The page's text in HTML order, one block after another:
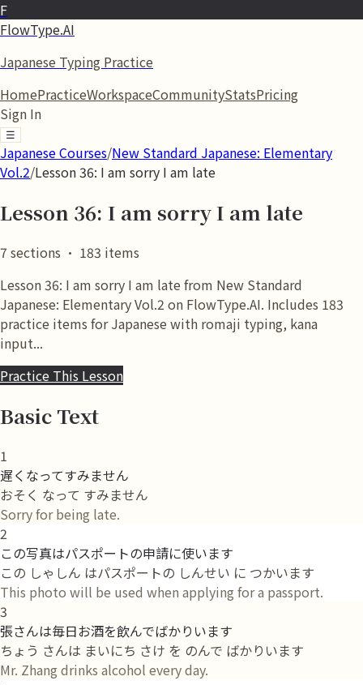
F
FlowType.AI
Japanese Typing Practice
HomePracticeWorkspaceCommunityStatsPricing
Sign In
☰
Japanese Courses/New Standard Japanese: Elementary
Vol.2/Lesson 36: I am sorry I am late
Lesson 36: I am sorry I am late
7 sections · 183 items
Lesson 36: I am sorry I am late from New Standard
Japanese: Elementary Vol.2 on FlowType.AI. Includes 183
practice items for Japanese with romaji typing, kana
input...
Practice This Lesson
Basic Text
1
遅くなってすみません
おそく なって すみません
Sorry for being late.
2
この写真はパスポートの申請に使います
この しゃしん はパスポートの しんせい に つかいます
This photo will be used when applying for a passport.
3
張さんは毎日お酒を飲んでばかりいます
ちょう さんは まいにち さけ を のんで ばかりいます
Mr. Zhang drinks alcohol every day.